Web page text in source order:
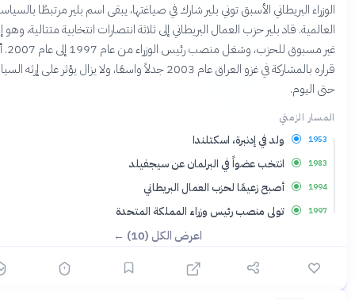
البريطاني الأسبق توني بلير شارك في صياغتها، يبقى اسم بلير مرتبطًا بالسياسة
قاد بلير حزب العمال البريطاني إلى ثلاثة انتصارات انتخابية متتالية، وهو إنجاز
غير مسبوق للحزب، وشغل منصب رئيس الوزراء من عام 1997 إلى عام 2007. أثار
قراره بالمشاركة في غزو العراق عام 2003 جدلاً واسعًا، ولا يزال يؤثر على إرثه السياسي
اليوم.
الزمني
ولد في إدنبرة، اسكتلندا
انتخب عضواً في البرلمان عن سيجفيلد
أصبح زعيمًا لحزب العمال البريطاني
تولى منصب رئيس وزراء المملكة المتحدة
اعرض الكل (10) ←